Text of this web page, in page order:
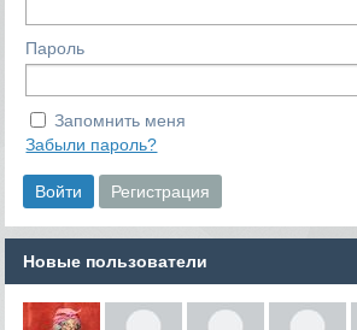
Пароль
Запомнить меня
Забыли пароль?
Новые пользователи